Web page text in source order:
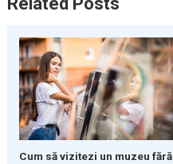
Cum să vizitezi un muzeu fără